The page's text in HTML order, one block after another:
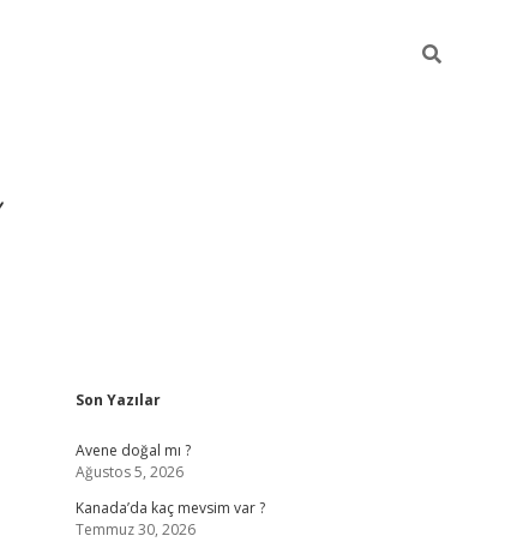
Sidebar
Son Yazılar
Avene doğal mı ?
Ağustos 5, 2026
Kanada’da kaç mevsim var ?
Temmuz 30, 2026